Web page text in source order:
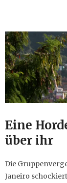
Eine
über ihr
Die
Janeiro